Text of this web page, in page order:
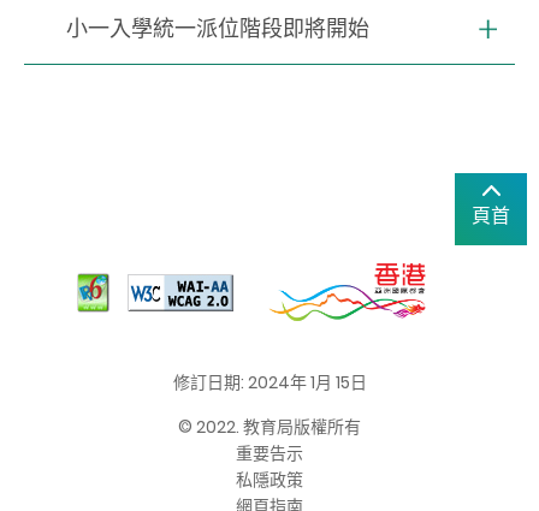
小一入學統一派位階段即將開始
頁首
修訂日期: 2024年 1月 15日
© 2022. 教育局版權所有
重要告示
私隱政策